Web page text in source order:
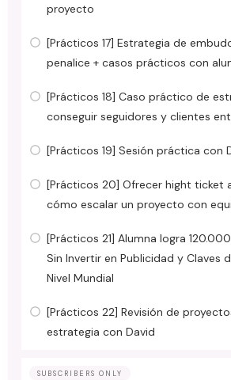
proyecto
[Prácticos 17] Estrategia de
penalice + casos prácticos con
[Prácticos 18] Caso práctico de
conseguir seguidores y clientes
[Prácticos 19] Sesión práctica con
[Prácticos 20] Ofrecer hight ticket
cómo escalar un proyecto con
[Prácticos 21] Alumna logra
Sin Invertir en Publicidad y Claves
Nivel Mundial
[Prácticos 22] Revisión de
estrategia con David
SUBSCRIBERS ONLY